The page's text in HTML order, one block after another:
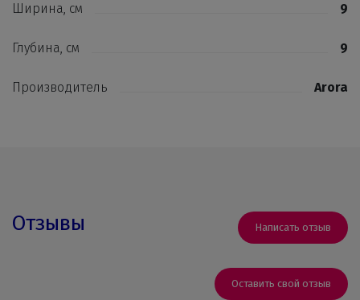
Ширина, см 9
Глубина, см 9
Производитель Arora
Отзывы Написать отзыв
Оставить свой отзыв